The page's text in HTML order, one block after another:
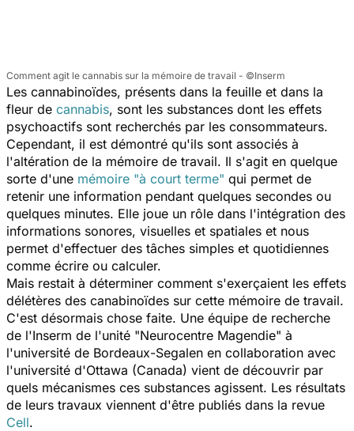
Comment agit le cannabis sur la mémoire de travail - ©Inserm
Les cannabinoïdes, présents dans la feuille et dans la
fleur de cannabis, sont les substances dont les effets
psychoactifs sont recherchés par les consommateurs.
Cependant, il est démontré qu'ils sont associés à
l'altération de la mémoire de travail. Il s'agit en quelque
sorte d'une mémoire "à court terme" qui permet de
retenir une information pendant quelques secondes ou
quelques minutes. Elle joue un rôle dans l'intégration des
informations sonores, visuelles et spatiales et nous
permet d'effectuer des tâches simples et quotidiennes
comme écrire ou calculer.
Mais restait à déterminer comment s'exerçaient les effets
délétères des canabinoïdes sur cette mémoire de travail.
C'est désormais chose faite. Une équipe de recherche
de l'Inserm de l'unité "Neurocentre Magendie" à
l'université de Bordeaux-Segalen en collaboration avec
l'université d'Ottawa (Canada) vient de découvrir par
quels mécanismes ces substances agissent. Les résultats
de leurs travaux viennent d'être publiés dans la revue
Cell.